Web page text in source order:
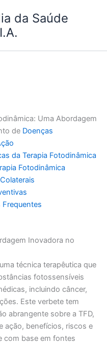
da Saúde
Uma Abordagem
de Doenças
da Terapia Fotodinâmica
Fotodinâmica
Frequentes
Inovadora no
técnica terapêutica que
fotossensíveis
incluindo câncer,
Este verbete tem
abrangente sobre a TFD,
ação, benefícios, riscos e
com base em fontes